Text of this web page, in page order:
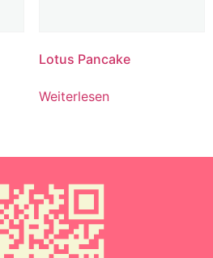
Lotus Pancake
Weiterlesen